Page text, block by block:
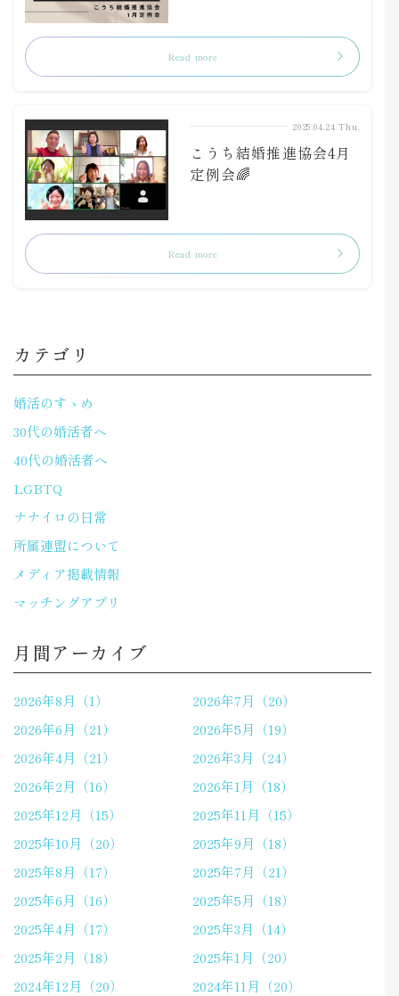
Read more
2025.04.24 Thu.
こうち結婚推進協会4月
定例会🌈
Read more
カテゴリ
婚活のすゝめ
30代の婚活者へ
40代の婚活者へ
LGBTQ
ナナイロの日常
所属連盟について
メディア掲載情報
マッチングアプリ
月間アーカイブ
2026年8月（1）
2026年7月（20）
2026年6月（21）
2026年5月（19）
2026年4月（21）
2026年3月（24）
2026年2月（16）
2026年1月（18）
2025年12月（15）
2025年11月（15）
2025年10月（20）
2025年9月（18）
2025年8月（17）
2025年7月（21）
2025年6月（16）
2025年5月（18）
2025年4月（17）
2025年3月（14）
2025年2月（18）
2025年1月（20）
2024年12月（20）
2024年11月（20）